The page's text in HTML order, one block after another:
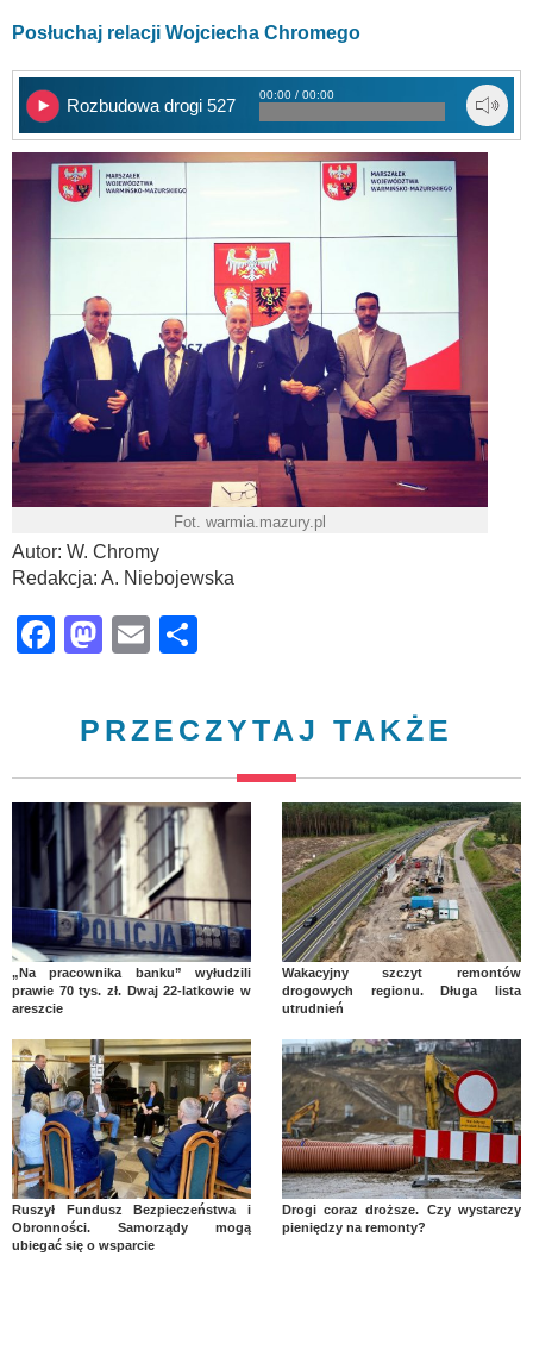
Posłuchaj relacji Wojciecha Chromego
Rozbudowa drogi 527
00:00 / 00:00
Fot. warmia.mazury.pl
Autor: W. Chromy
Redakcja: A. Niebojewska
Facebook
Mastodon
Email
PRZECZYTAJ TAKŻE
„Na pracownika banku” wyłudzili
prawie 70 tys. zł. Dwaj 22-latkowie w
areszcie
Wakacyjny szczyt remontów
drogowych regionu. Długa lista
utrudnień
Ruszył Fundusz Bezpieczeństwa i
Obronności. Samorządy mogą
ubiegać się o wsparcie
Drogi coraz droższe. Czy wystarczy
pieniędzy na remonty?